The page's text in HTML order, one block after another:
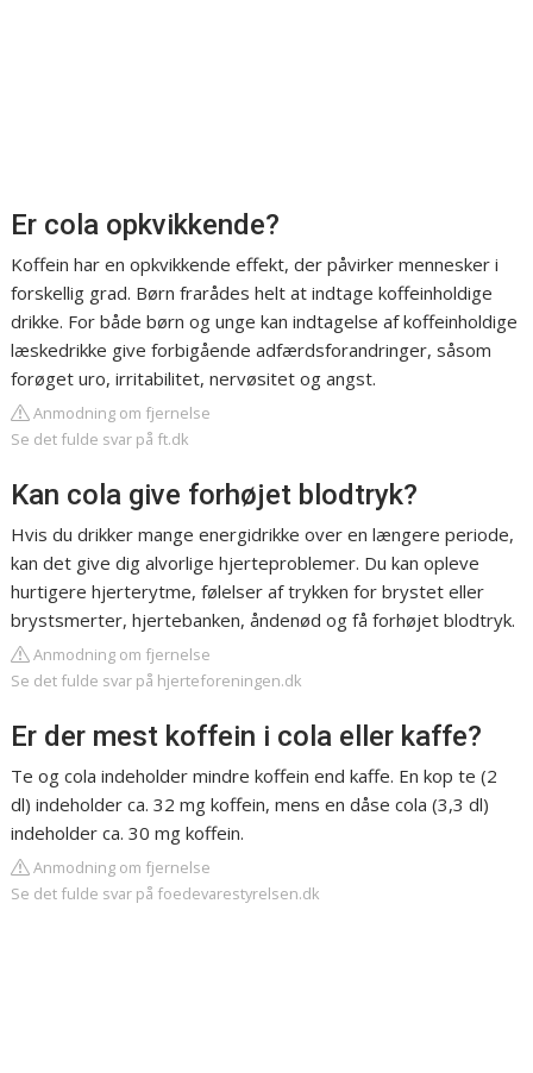
Er cola opkvikkende?
Koffein har en opkvikkende effekt, der påvirker mennesker i
forskellig grad. Børn frarådes helt at indtage koffeinholdige
drikke. For både børn og unge kan indtagelse af koffeinholdige
læskedrikke give forbigående adfærdsforandringer, såsom
forøget uro, irritabilitet, nervøsitet og angst.
Anmodning om fjernelse
Se det fulde svar på ft.dk
Kan cola give forhøjet blodtryk?
Hvis du drikker mange energidrikke over en længere periode,
kan det give dig alvorlige hjerteproblemer. Du kan opleve
hurtigere hjerterytme, følelser af trykken for brystet eller
brystsmerter, hjertebanken, åndenød og få forhøjet blodtryk.
Anmodning om fjernelse
Se det fulde svar på hjerteforeningen.dk
Er der mest koffein i cola eller kaffe?
Te og cola indeholder mindre koffein end kaffe. En kop te (2
dl) indeholder ca. 32 mg koffein, mens en dåse cola (3,3 dl)
indeholder ca. 30 mg koffein.
Anmodning om fjernelse
Se det fulde svar på foedevarestyrelsen.dk